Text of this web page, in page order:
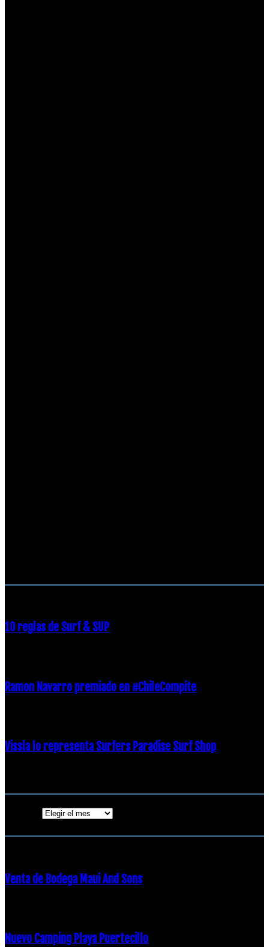
10 reglas de Surf & SUP
Ramon Navarro premiado en #ChileCompite
Vissla lo representa Surfers Paradise Surf Shop
Venta de Bodega Maui And Sons
Nuevo Camping Playa Puertecillo